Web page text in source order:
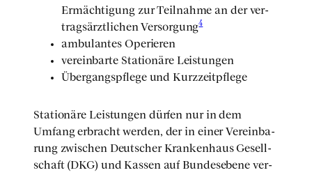
Ermäch­ti­gung zur Teil­nah­me an der ver­
trags­ärzt­li­chen Ver­sor­gung4
ambu­lan­tes Ope­rie­ren
ver­ein­bar­te Sta­tio­nä­re Leis­tun­gen
Über­gangs­pfle­ge und Kurz­zeit­pfle­ge
Sta­tio­nä­re Leis­tun­gen dür­fen nur in dem
Umfang erbracht wer­den, der in einer Ver­ein­ba­
rung zwi­schen Deut­scher Kran­ken­haus Gesell­
schaft (DKG) und Kas­sen auf Bun­des­ebe­ne ver­